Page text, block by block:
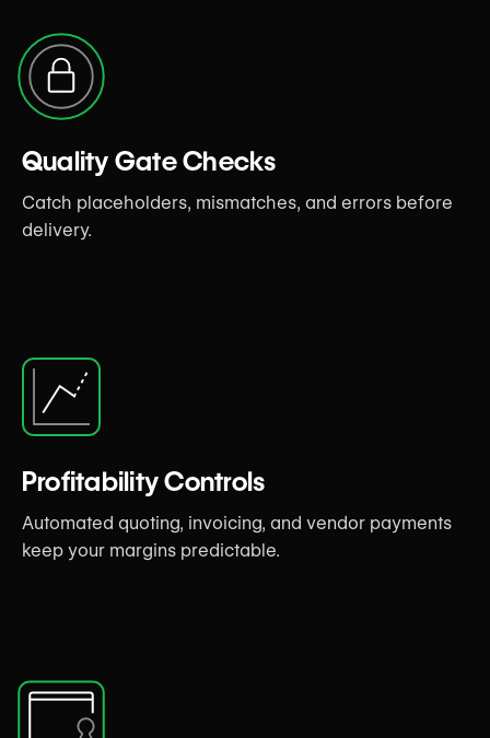
Quality Gate Checks
Catch placeholders, mismatches, and errors before
delivery.
Profitability Controls
Automated quoting, invoicing, and vendor payments
keep your margins predictable.